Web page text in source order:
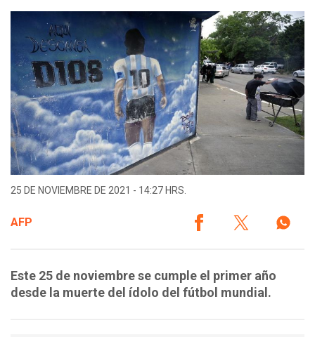
25 DE NOVIEMBRE DE 2021 - 14:27 HRS.
AFP
Este 25 de noviembre se cumple el primer año
desde la muerte del ídolo del fútbol mundial.